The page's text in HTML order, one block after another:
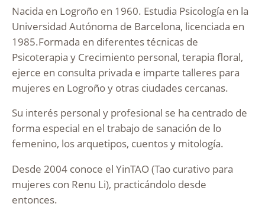
Nacida en Logroño en 1960. Estudia Psicología en la
Universidad Autónoma de Barcelona, licenciada en
1985.Formada en diferentes técnicas de
Psicoterapia y Crecimiento personal, terapia floral,
ejerce en consulta privada e imparte talleres para
mujeres en Logroño y otras ciudades cercanas.
Su interés personal y profesional se ha centrado de
forma especial en el trabajo de sanación de lo
femenino, los arquetipos, cuentos y mitología.
Desde 2004 conoce el YinTAO (Tao curativo para
mujeres con Renu Li), practicándolo desde
entonces.